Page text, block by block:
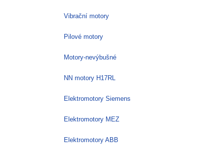
Vibrační motory
Pilové motory
Motory-nevýbušné
NN motory H17RL
Elektromotory Siemens
Elektromotory MEZ
Elektromotory ABB